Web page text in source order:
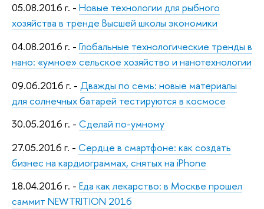
05.08.2016 г. - Новые технологии для рыбного
хозяйства в тренде Высшей школы экономики
04.08.2016 г. - Глобальные технологические тренды в
нано: «умное» сельское хозяйство и нанотехнологии
09.06.2016 г. - Дважды по семь: новые материалы
для солнечных батарей тестируются в космосе
30.05.2016 г. - Сделай по-умному
27.05.2016 г. - Сердце в смартфоне: как создать
бизнес на кардиограммах, снятых на iPhone
18.04.2016 г. - Еда как лекарство: в Москве прошел
саммит NEWTRITION 2016